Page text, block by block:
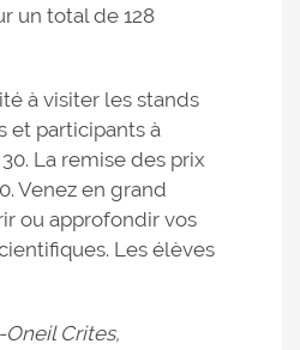
un total de 128
à visiter les stands
et participants à
La remise des prix
Venez en grand
ou approfondir vos
Les élèves
Oneil Crites,